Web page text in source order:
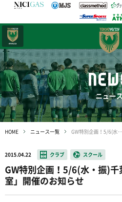
ニュー
HOME ニュース一覧 GW特別企画！5/6(水・振)千葉戦「親子サッカー教室」開催のお知らせ
2015.04.22 クラブ スクール
GW特別企画！5/6(水・振)
室」開催のお知らせ